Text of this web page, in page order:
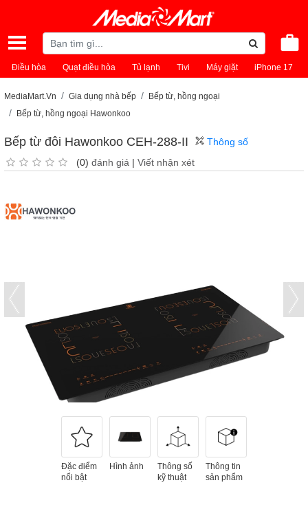
Điều hòa Quạt điều hòa Tủ lạnh Tivi Máy giặt iPhone 17
MediaMart.Vn Gia dụng nhà bếp
Bếp từ, hồng ngoại
Bếp từ, hồng ngoại Hawonkoo
Bếp từ đôi Hawonkoo CEH-288-II
(0) đánh giá | Viết nhận xét
Thông số
Đặc điểm
nổi bật
Hình ảnh
Thông số
kỹ thuật
Thông tin
sản phẩm